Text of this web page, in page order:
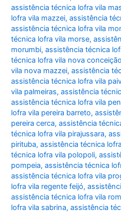
assistência técnica lofra vila
lofra vila mazzei,assistência
assistência técnica lofra vila
técnica lofra vila morse,
morumbi,assistência técnica
técnica lofra vila nova conceição
vila nova mazzei,assistência
assistência técnica lofra vila
vila palmeiras,assistência
assistência técnica lofra vila
lofra vila pereira barreto,
pereira cerca,assistência
técnica lofra vila pirajussara,
pirituba,assistência técnica
técnica lofra vila polopoli,
pompeia,assistência técnica
assistência técnica lofra vila
lofra vila regente feijó,
assistência técnica lofra vila
lofra vila sabrina,assistência